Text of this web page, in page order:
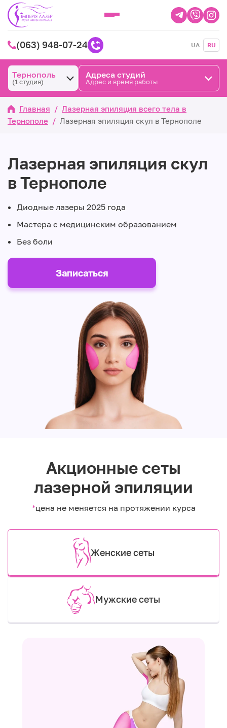
(063) 948-07-24 UA RU
Тернополь
(1 студия)
Адреса студий
Адрес и время работы
Главная / Лазерная эпиляция всего тела в
Тернополе
/ Лазерная эпиляция скул в Тернополе
Лазерная эпиляция скул
в Тернополе
Диодные лазеры 2025 года
Мастера с медицинским образованием
Без боли
Записаться
Акционные сеты
лазерной эпиляции
*цена не меняется на протяжении курса
Женские сеты
Мужские сеты